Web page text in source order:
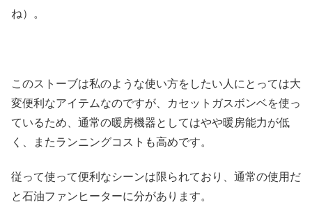
ね）。
このストーブは私のような使い方をしたい人にとっては大
変便利なアイテムなのですが、カセットガスボンベを使っ
ているため、通常の暖房機器としてはやや暖房能力が低
く、またランニングコストも高めです。
従って使って便利なシーンは限られており、通常の使用だ
と石油ファンヒーターに分があります。